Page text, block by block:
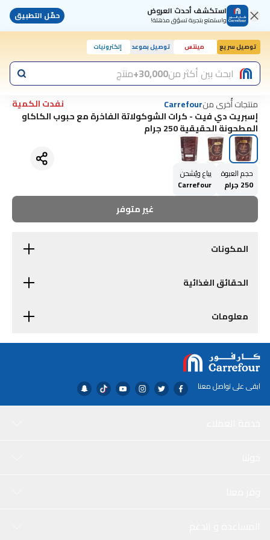
استكشف أحدث العروض
واستمتع بتجربة تسوّق مذهلة! حمّل التطبيق
توصيل سريع مينتس توصيل بموعد إلكترونيات
اليوم, 10:00 صابحث بين أكثر من30,000+ منتج
منتجات أُخرى منCarrefour
نفدت الكمية
إسبريت دي فيت - كرات الشوكولاتة الفاخرة مع حبوب الكاكاو
المطحونة الحقيقية 250 جرام
حجم العبوة
250 جرام
يباع ويُشحن
Carrefour
غير متوفر
المكونات
الحقائق الغذائية
معلومات
ابقى على تواصل معنا